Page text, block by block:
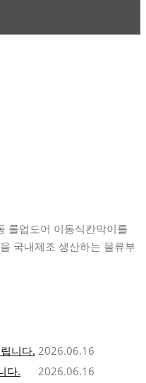
롤업도어 이동식칸막이를
국내제조 생산하는 물류부
니다. 2026.06.16
다.
2026.06.16